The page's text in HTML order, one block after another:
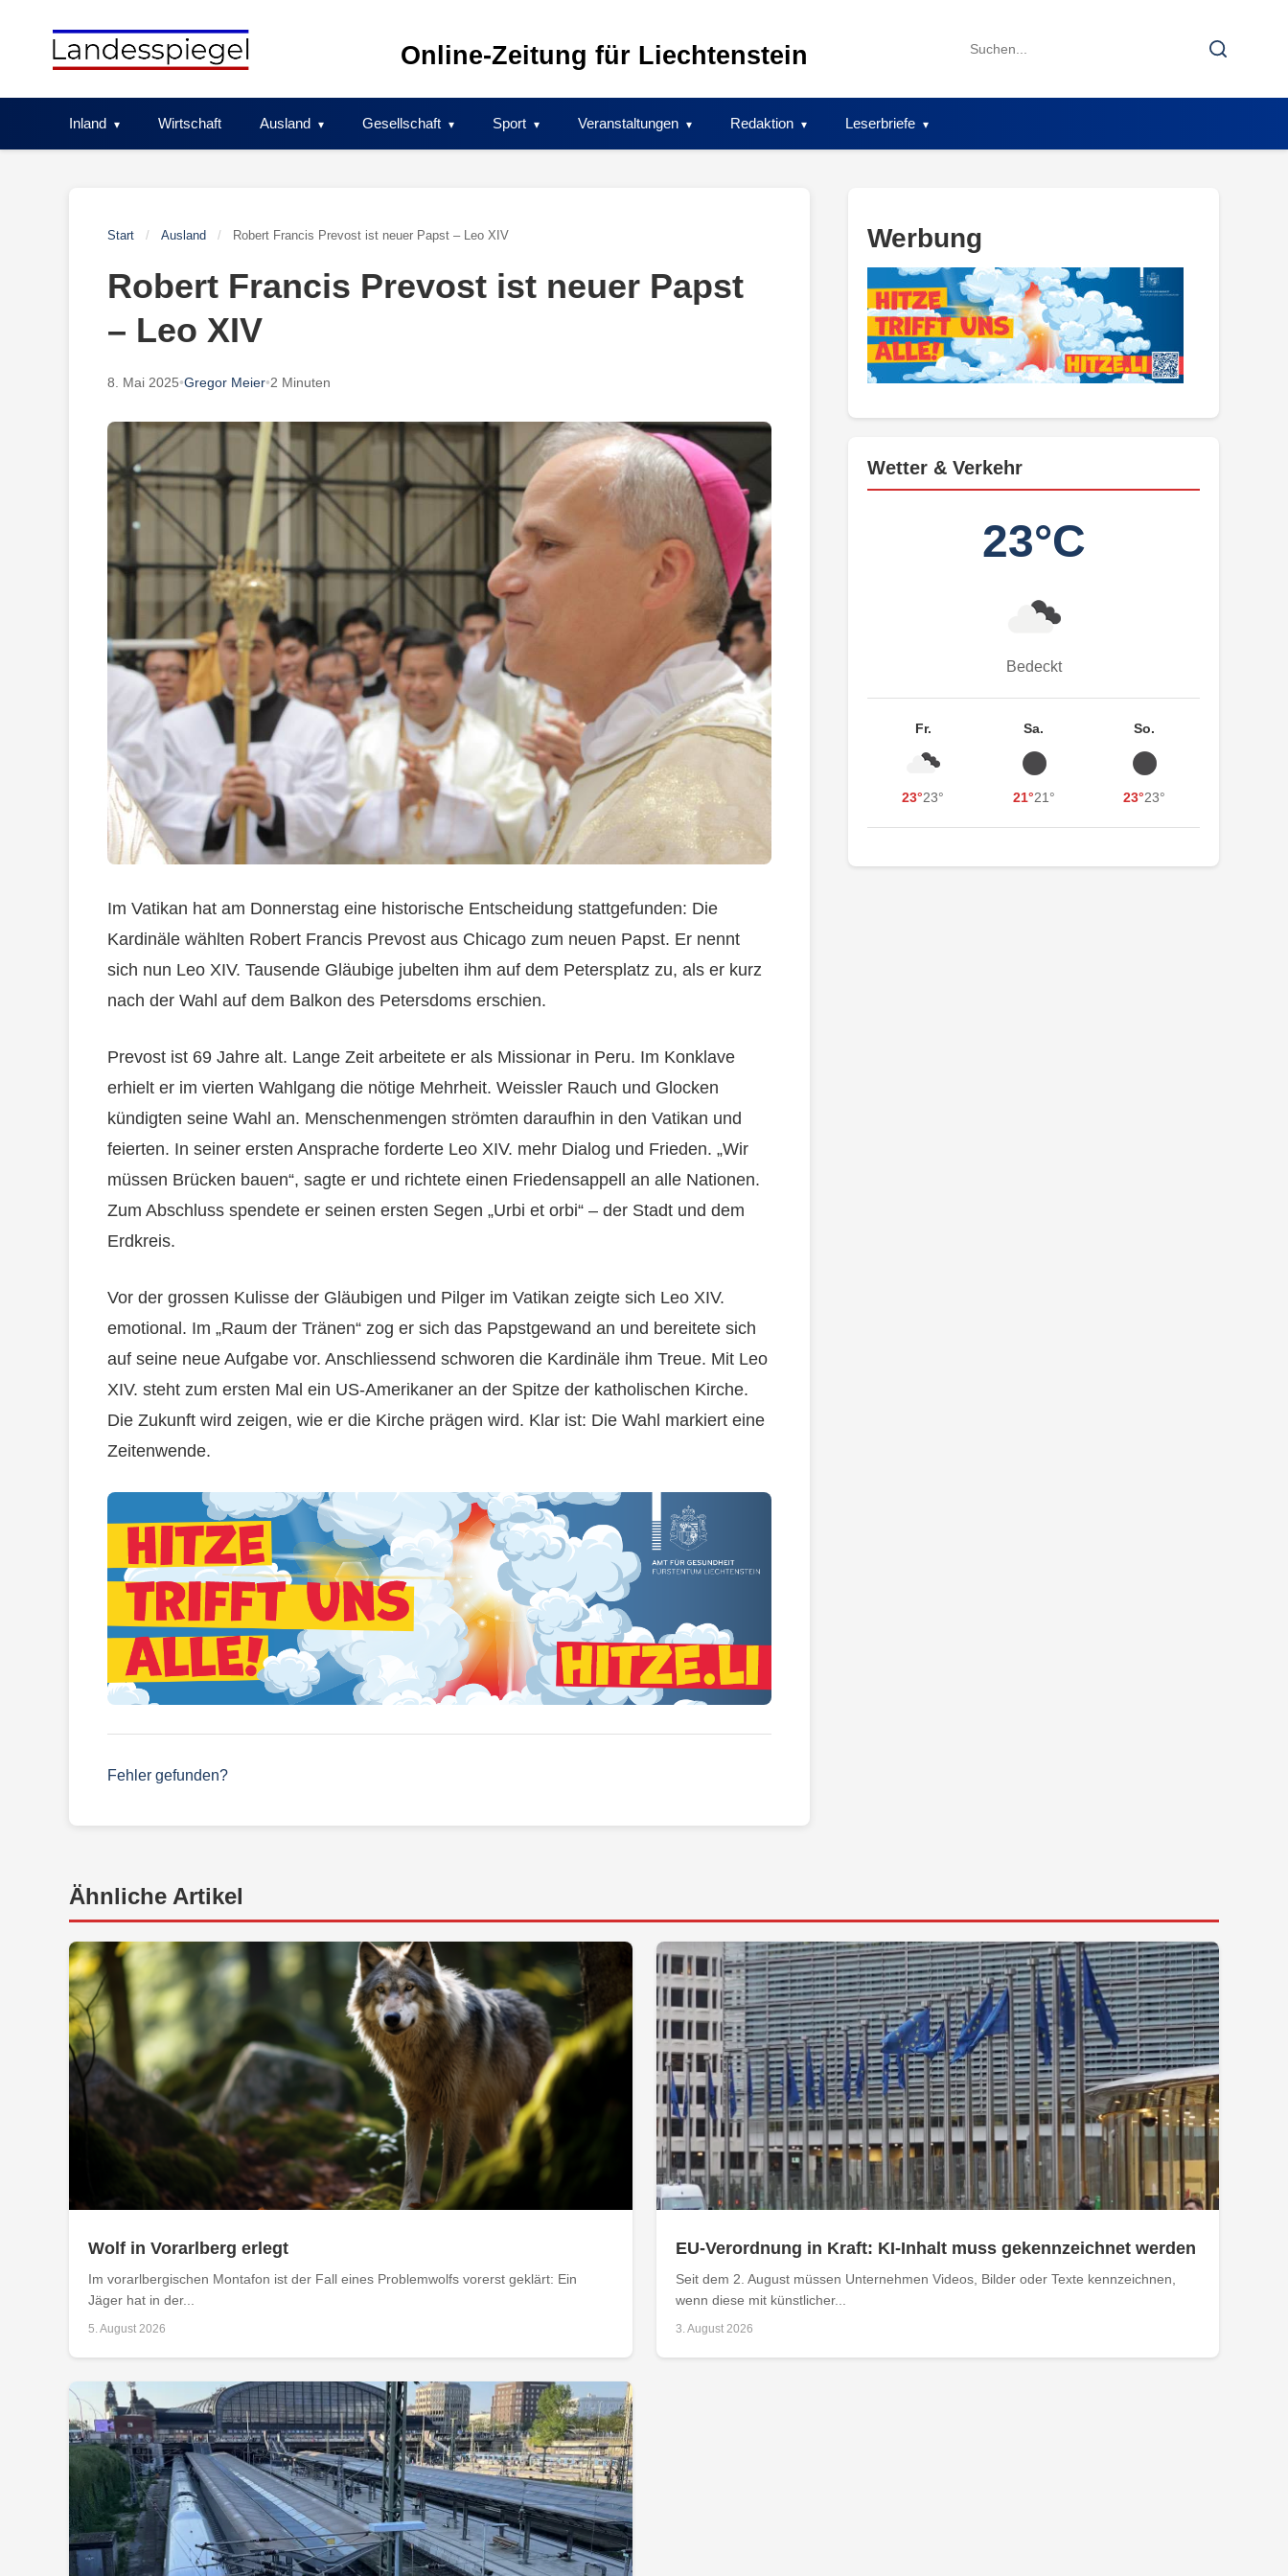
Online-Zeitung für Liechtenstein
Search
Search
Inland Wirtschaft Ausland Gesellschaft Sport Veranstaltungen Redaktion Leserbriefe
Start / Ausland / Robert Francis Prevost ist neuer Papst – Leo XIV
Robert Francis Prevost ist neuer Papst
– Leo XIV
8. Mai 2025•Gregor Meier•2 Minuten
Im Vatikan hat am Donnerstag eine historische Entscheidung stattgefunden: Die
Kardinäle wählten Robert Francis Prevost aus Chicago zum neuen Papst. Er nennt
sich nun Leo XIV. Tausende Gläubige jubelten ihm auf dem Petersplatz zu, als er kurz
nach der Wahl auf dem Balkon des Petersdoms erschien.
Prevost ist 69 Jahre alt. Lange Zeit arbeitete er als Missionar in Peru. Im Konklave
erhielt er im vierten Wahlgang die nötige Mehrheit. Weissler Rauch und Glocken
kündigten seine Wahl an. Menschenmengen strömten daraufhin in den Vatikan und
feierten. In seiner ersten Ansprache forderte Leo XIV. mehr Dialog und Frieden. „Wir
müssen Brücken bauen“, sagte er und richtete einen Friedensappell an alle Nationen.
Zum Abschluss spendete er seinen ersten Segen „Urbi et orbi“ – der Stadt und dem
Erdkreis.
Vor der grossen Kulisse der Gläubigen und Pilger im Vatikan zeigte sich Leo XIV.
emotional. Im „Raum der Tränen“ zog er sich das Papstgewand an und bereitete sich
auf seine neue Aufgabe vor. Anschliessend schworen die Kardinäle ihm Treue. Mit Leo
XIV. steht zum ersten Mal ein US-Amerikaner an der Spitze der katholischen Kirche.
Die Zukunft wird zeigen, wie er die Kirche prägen wird. Klar ist: Die Wahl markiert eine
Zeitenwende.
Fehler gefunden?
Werbung
Wetter & Verkehr
23°C
Bedeckt
Fr.
23°23°
Sa.
21°21°
So.
23°23°
Ähnliche Artikel
Wolf in Vorarlberg erlegt
Im vorarlbergischen Montafon ist der Fall eines Problemwolfs vorerst geklärt: Ein
Jäger hat in der...
5. August 2026
EU-Verordnung in Kraft: KI-Inhalt muss gekennzeichnet werden
Seit dem 2. August müssen Unternehmen Videos, Bilder oder Texte kennzeichnen,
wenn diese mit künstlicher...
3. August 2026